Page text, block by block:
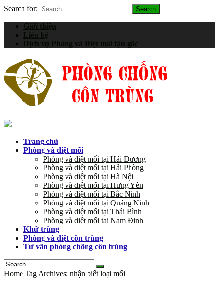
Search for:
Giới thiệu
Liên hệ
Dịch vụ Phòng và Diệt mối tận gốc
Trang chủ
Phòng và diệt mối
Phòng và diệt mối tại Hải Dương
Phòng và diệt mối tại Hải Phòng
Phòng và diệt mối tại Hà Nội
Phòng và diệt mối tại Hưng Yên
Phòng và diệt mối tại Bắc Ninh
Phòng và diệt mối tại Quảng Ninh
Phòng và diệt mối tại Thái Bình
Phòng và diệt mối tại Nam Định
Khử trùng
Phòng và diệt côn trùng
Tư vấn phòng chống côn trùng
Home Tag Archives: nhận biết loại mối